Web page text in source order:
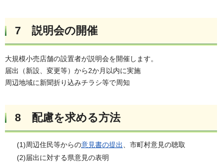
7 説明会の開催
大規模小売店舗の設置者が説明会を開催します。
届出（新設、変更等）から2か月以内に実施
周辺地域に新聞折り込みチラシ等で周知
8 配慮を求める方法
(1)周辺住民等からの意見書の提出
、市町村意見の聴取
(2)届出に対する県意見の表明